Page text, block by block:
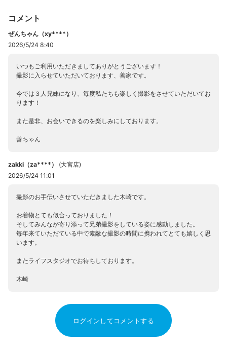
コメント
ぜんちゃん（xy****）
2026/5/24 8:40
いつもご利用いただきましてありがとうございます！
撮影に入らせていただいております、善家です。
今では３人兄妹になり、毎度私たちも楽しく撮影をさせていただいてお
ります！
また是非、お会いできるのを楽しみにしております。
善ちゃん
zakki（za****） (大宮店)
2026/5/24 11:01
撮影のお手伝いさせていただきました木崎です。
お着物とても似合っておりました！
そしてみんなが寄り添って兄弟撮影をしている姿に感動しました。
毎年来ていただている中で素敵な撮影の時間に携われてとても嬉しく思
います。
またライフスタジオでお待ちしております。
木崎
ログインしてコメントする